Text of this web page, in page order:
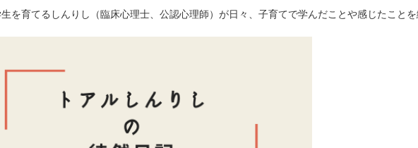
を育てるしんりし（臨床心理士、公認心理師）が日々、子育てで学んだことや感じたことを